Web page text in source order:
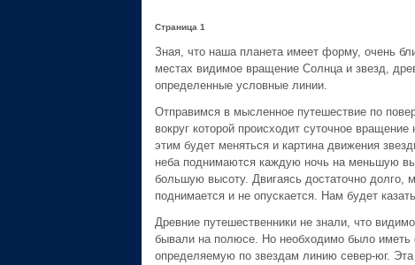
Страница 1
Зная, что наша планета имеет форму, очень
местах видимое вращение Солнца и звезд,
определенные условные линии.
Отправимся в мысленное путешествие по
вокруг которой происходит суточное
этим будет меняться и картина движения
неба поднимаются каждую ночь на меньшую
большую высоту. Двигаясь достаточно
поднимается и не опускается. Нам будет
Древние путешественники не знали, что
бывали на полюсе. Но необходимо было иметь
определяемую по звездам линию север-юг.